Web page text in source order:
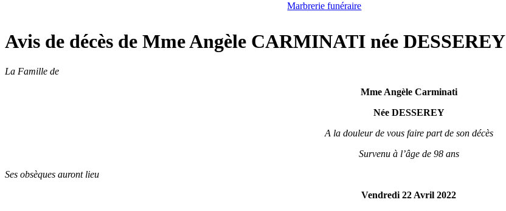
Marbrerie funéraire
Avis de décès de Mme Angèle CARMINATI née DESSEREY
La Famille de
Mme Angèle Carminati
Née DESSEREY
A la douleur de vous faire part de son décès
Survenu à l’âge de 98 ans
Ses obsèques auront lieu
Vendredi 22 Avril 2022